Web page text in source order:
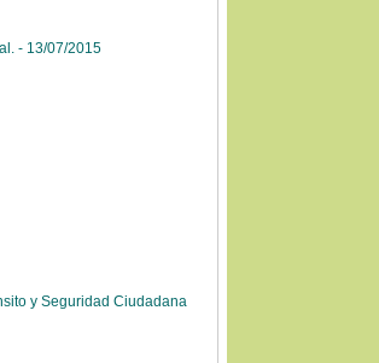
- 13/07/2015
y Seguridad Ciudadana